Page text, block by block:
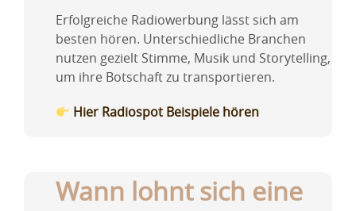
Erfolgreiche Radiowerbung lässt sich am
besten hören. Unterschiedliche Branchen
nutzen gezielt Stimme, Musik und Storytelling,
um ihre Botschaft zu transportieren.
Hier Radiospot Beispiele hören
Wann lohnt sich eine